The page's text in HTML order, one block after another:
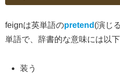
feignは英単語のpretend (演じ
単語で、辞書的な意味には以
装う